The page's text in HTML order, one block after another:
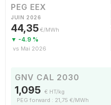
PEG EEX
JUIN 2026
44,35 €/MWh
▼ -4.9 %
vs Mai 2026
GNV CAL 2030
1,095 € HT/kg
PEG forward : 21,75 €/MWh